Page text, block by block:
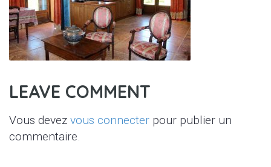
LEAVE COMMENT
Vous devez vous connecter pour publier un
commentaire.